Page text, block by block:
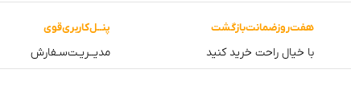
هفت‌روز‌ضمانت‌بازگشت
با خیال راحت خرید کنید
پنــل‌کاربری‌قوی
مدیــریـت‌سـفارش